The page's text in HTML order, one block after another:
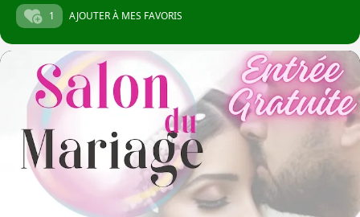
1
AJOUTER À MES FAVORIS